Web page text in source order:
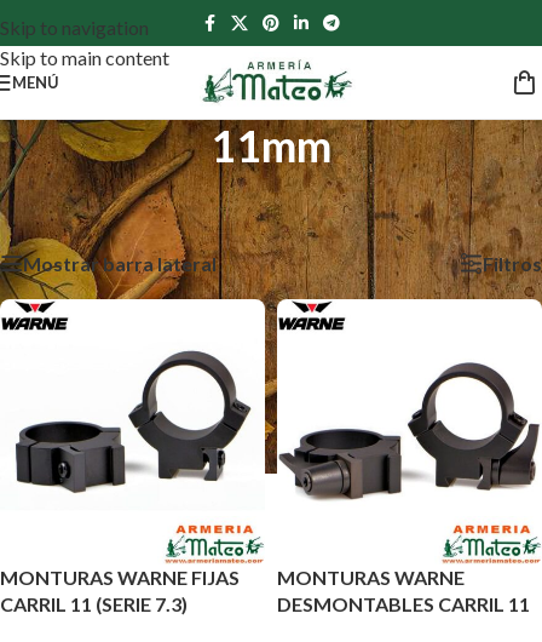
Skip to navigation
Skip to main content
MENÚ
11mm
Inicio /Productos etiquetados “11mm”
Mostrando los 2 resultados
Mostrar barra lateral
Filtros
MONTURAS WARNE FIJAS
CARRIL 11 (SERIE 7.3)
MONTURAS WARNE
DESMONTABLES CARRIL 11